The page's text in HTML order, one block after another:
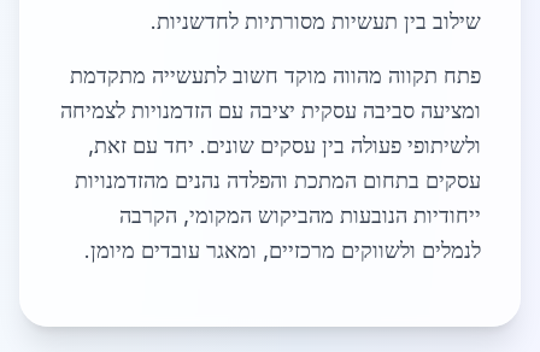
שילוב בין תעשיות מסורתיות לחדשניות.
פתח תקווה מהווה מוקד חשוב לתעשייה מתקדמת
ומציעה סביבה עסקית יציבה עם הזדמנויות לצמיחה
ולשיתופי פעולה בין עסקים שונים. יחד עם זאת,
עסקים בתחום המתכת והפלדה נהנים מהזדמנויות
ייחודיות הנובעות מהביקוש המקומי, הקרבה
לנמלים ולשווקים מרכזיים, ומאגר עובדים מיומן.